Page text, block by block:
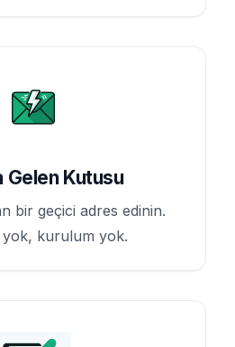
Gelen Kutusu
bir geçici adres edinin.
yok, kurulum yok.